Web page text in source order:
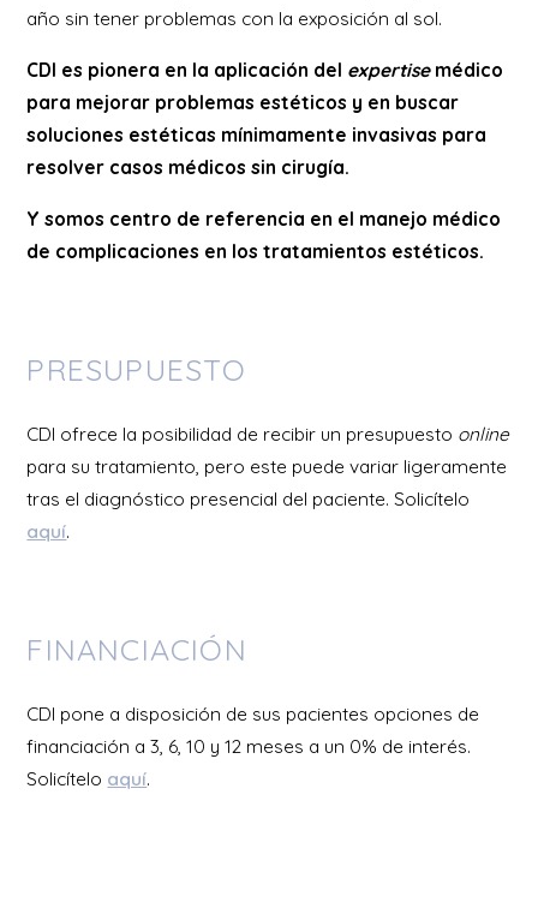
año sin tener problemas con la exposición al sol.
CDI es pionera en la aplicación del expertisemédico
para mejorar problemas estéticos y en buscar
soluciones estéticas mínimamente invasivas para
resolver casos médicos sin cirugía.
Y somos centro de referencia en el manejo médico
de complicaciones en los tratamientos estéticos.
PRESUPUESTO
CDI ofrece la posibilidad de recibir un presupuesto online
para su tratamiento, pero este puede variar ligeramente
tras el diagnóstico presencial del paciente. Solicítelo
aquí.
FINANCIACIÓN
CDI pone a disposición de sus pacientes opciones de
financiación a 3, 6, 10 y 12 meses a un 0% de interés.
Solicítelo aquí.